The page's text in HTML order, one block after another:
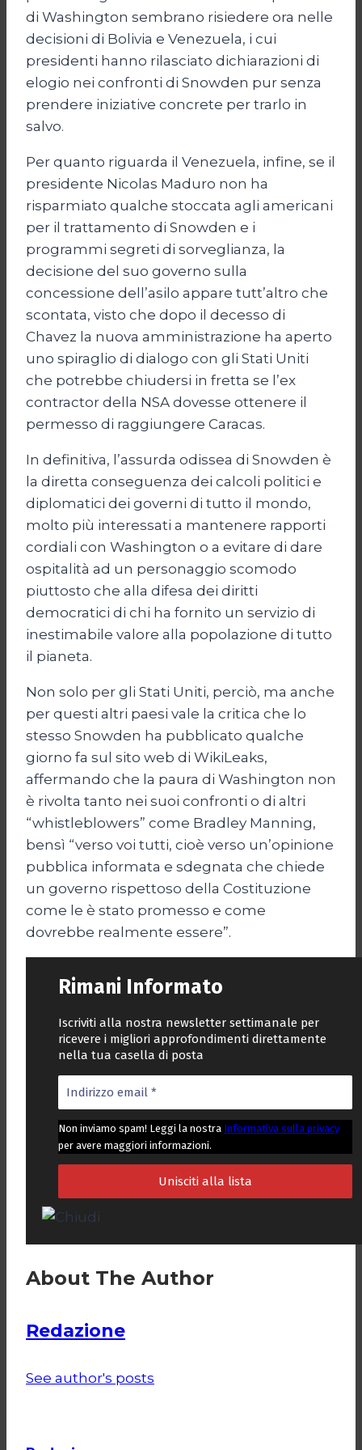
di Washington sembrano risiedere ora nelle
decisioni di Bolivia e Venezuela, i cui
presidenti hanno rilasciato dichiarazioni di
elogio nei confronti di Snowden pur senza
prendere iniziative concrete per trarlo in
salvo.
Per quanto riguarda il Venezuela, infine, se il
presidente Nicolas Maduro non ha
risparmiato qualche stoccata agli americani
per il trattamento di Snowden e i
programmi segreti di sorveglianza, la
decisione del suo governo sulla
concessione dell’asilo appare tutt’altro che
scontata, visto che dopo il decesso di
Chavez la nuova amministrazione ha aperto
uno spiraglio di dialogo con gli Stati Uniti
che potrebbe chiudersi in fretta se l’ex
contractor della NSA dovesse ottenere il
permesso di raggiungere Caracas.
In definitiva, l’assurda odissea di Snowden è
la diretta conseguenza dei calcoli politici e
diplomatici dei governi di tutto il mondo,
molto più interessati a mantenere rapporti
cordiali con Washington o a evitare di dare
ospitalità ad un personaggio scomodo
piuttosto che alla difesa dei diritti
democratici di chi ha fornito un servizio di
inestimabile valore alla popolazione di tutto
il pianeta.
Non solo per gli Stati Uniti, perciò, ma anche
per questi altri paesi vale la critica che lo
stesso Snowden ha pubblicato qualche
giorno fa sul sito web di WikiLeaks,
affermando che la paura di Washington non
è rivolta tanto nei suoi confronti o di altri
“whistleblowers” come Bradley Manning,
bensì “verso voi tutti, cioè verso un’opinione
pubblica informata e sdegnata che chiede
un governo rispettoso della Costituzione
come le è stato promesso e come
dovrebbe realmente essere”.
Rimani Informato
Iscriviti alla nostra newsletter settimanale per
ricevere i migliori approfondimenti direttamente
nella tua casella di posta
Non inviamo spam! Leggi la nostra Informativa sulla privacy
per avere maggiori informazioni.
About The Author
Redazione
See author's posts